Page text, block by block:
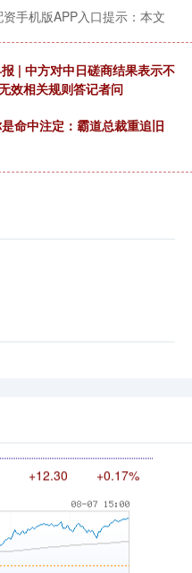
手机版APP入口提示：本文
| 中方对中日磋商结果表示不
效相关规则答记者问
命中注定：霸道总裁重追旧
+11.37 +1.01%
+12.30 +0.17%